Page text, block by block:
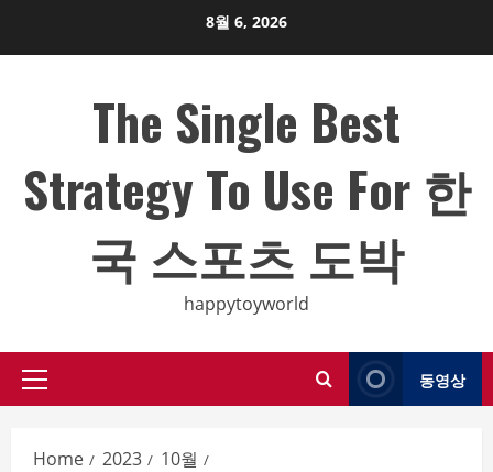
8월 6, 2026
The Single Best
Strategy To Use For 한
국 스포츠 도박
happytoyworld
Primary
동영상
Home 2023
10월